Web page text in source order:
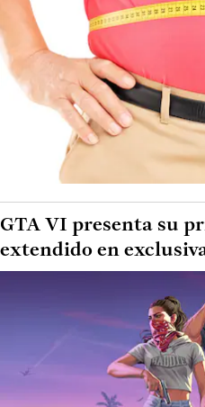
GTA VI presenta su
extendido en